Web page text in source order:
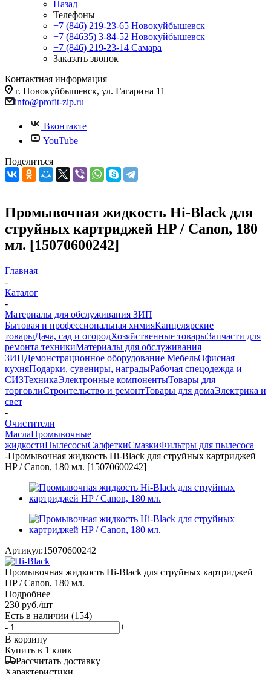
Назад
Телефоны
+7 (846) 219-23-65 Новокуйбышевск
+7 (84635) 3-84-52 Новокуйбышевск
+7 (846) 219-23-14 Самара
Заказать звонок
Контактная информация
г. Новокуйбышевск, ул. Гагарина 11
info@profit-zip.ru
Вконтакте
YouTube
Поделиться
Промывочная жидкость Hi-Black для
струйных картриджей HP / Canon, 180
мл. [15070600242]
Главная
-
Каталог
-
Материалы для обслуживания ЗИП
Бытовая и профессиональная химияКанцелярские
товарыДача, сад и огородХозяйственные товарыЗапчасти для
ремонта техникиМатериалы для обслуживания
ЗИПДемонстрационное оборудование МебельОфисная
кухняПодарки, сувениры, наградыРабочая спецодежда и
СИЗТехникаЭлектронные компонентыТовары для
торговлиСтроительство и ремонтТовары для домаЭлектрика и
свет
-
Очистители
МаслаПромывочные
жидкостиПылесосыСалфеткиСмазкиФильтры для пылесоса
-Промывочная жидкость Hi-Black для струйных картриджей
HP / Canon, 180 мл. [15070600242]
Артикул:15070600242
Промывочная жидкость Hi-Black для струйных картриджей
HP / Canon, 180 мл.
Подробнее
230 руб./шт
Есть в наличии (154)
-
+
В корзину
Купить в 1 клик
Рассчитать доставку
Характеристики